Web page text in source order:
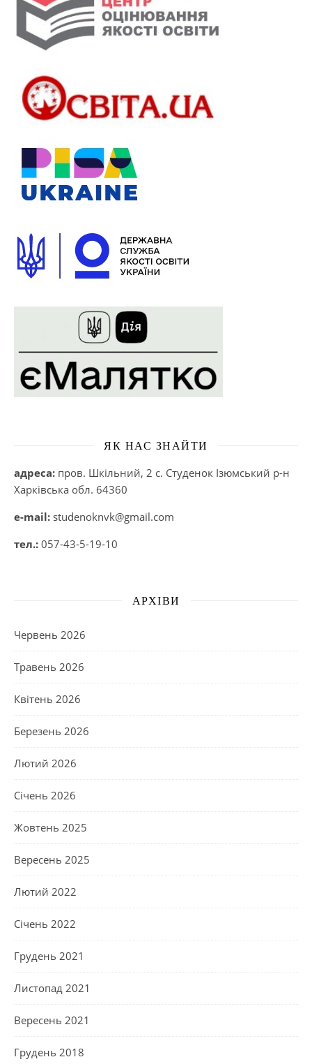
ЯК НАС ЗНАЙТИ
адреса: пров. Шкільний, 2 с. Студенок Ізюмський р-н
Харківська обл. 64360
e-mail: studenoknvk@gmail.com
тел.: 057-43-5-19-10
АРХІВИ
Червень 2026
Травень 2026
Квітень 2026
Березень 2026
Лютий 2026
Січень 2026
Жовтень 2025
Вересень 2025
Лютий 2022
Січень 2022
Грудень 2021
Листопад 2021
Вересень 2021
Грудень 2018